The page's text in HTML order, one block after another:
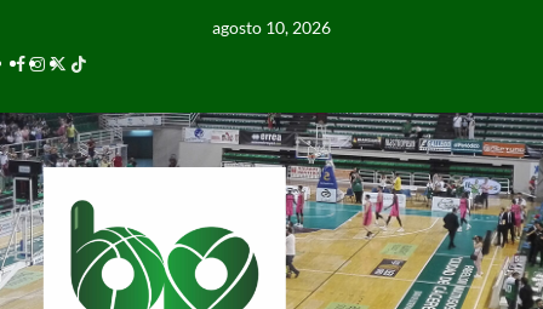
agosto 10, 2026